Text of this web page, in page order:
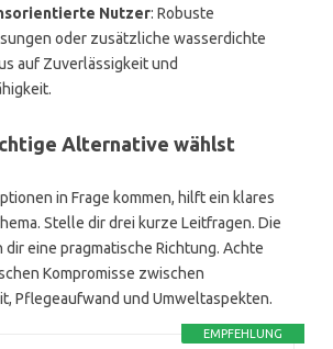
Nutzer: Robuste
oder zusätzliche wasserdichte
auf Zuverlässigkeit und
Alternative wählst
in Frage kommen, hilft ein klares
Stelle dir drei kurze Leitfragen. Die
eine pragmatische Richtung. Achte
Kompromisse zwischen
Pflegeaufwand und Umweltaspekten.
EMPFEHLUNG